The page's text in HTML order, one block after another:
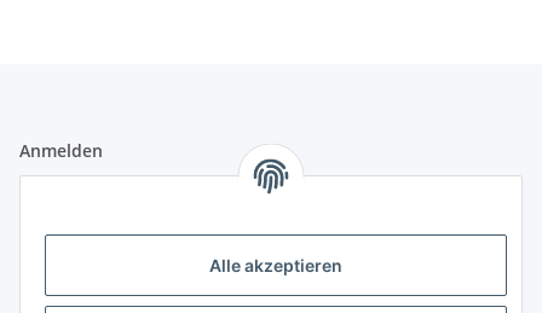
Alle akzeptieren
Anmelden
markierten Felder sind Pflichtfelder.
Passwort